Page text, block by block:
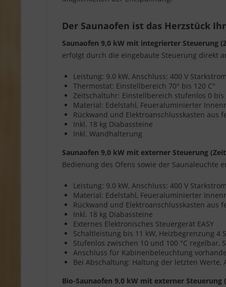
Der Saunaofen ist das Herzstück
Saunaofen 9,0 kW mit integrierter Steuerung
erfolgt durch die eingebaute Steuerung direkt
Leistung: 9.0 kW, Anschluss: 400 V
Thermostat: Einstellbereich 70° bis 120 C°
Zeitschaltuhr: Einstellbereich stufenlos 0 bis
Material: Edelstahl, Feueraluminierter
Rückwand und Elektroanschlusskasten aus
Inkl. 18 kg Diabassteine
Inkl. Wandhalterung
Saunaofen 9,0 kW mit externer Steuerung
Bedienung des Ofens sowie der Saunaleuchte
Leistung: 9.0 kW, Anschluss: 400 V
Material: Edelstahl, Feueraluminierter
Rückwand und Elektroanschlusskasten aus
Inkl. 18 kg Diabassteine
Externes Elektronisches Steuergerät EASY
Schaltleistung bis 11 kW, Heizbegrenzung 4
Stufenlos zwischen 10 und 100 °C
Anschluss für Kabinenbeleuchtung
Bei Abschaltung: Haltung der letzten
Bio-Saunaofen 9,0 kW mit externer